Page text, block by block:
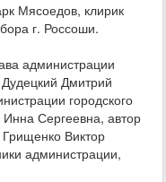
Мясоедов, клирик
г. Россоши.
администрации
Дмитрий
городского
Сергеевна, автор
Грищенко Виктор
администрации,